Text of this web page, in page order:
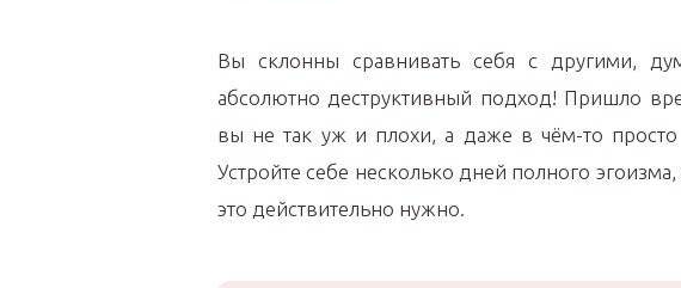
Вы склонны сравнивать себя с другими,
абсолютно деструктивный подход! Пришло
вы не так уж и плохи, а даже в чём-то
Устройте себе несколько дней полного
это действительно нужно.